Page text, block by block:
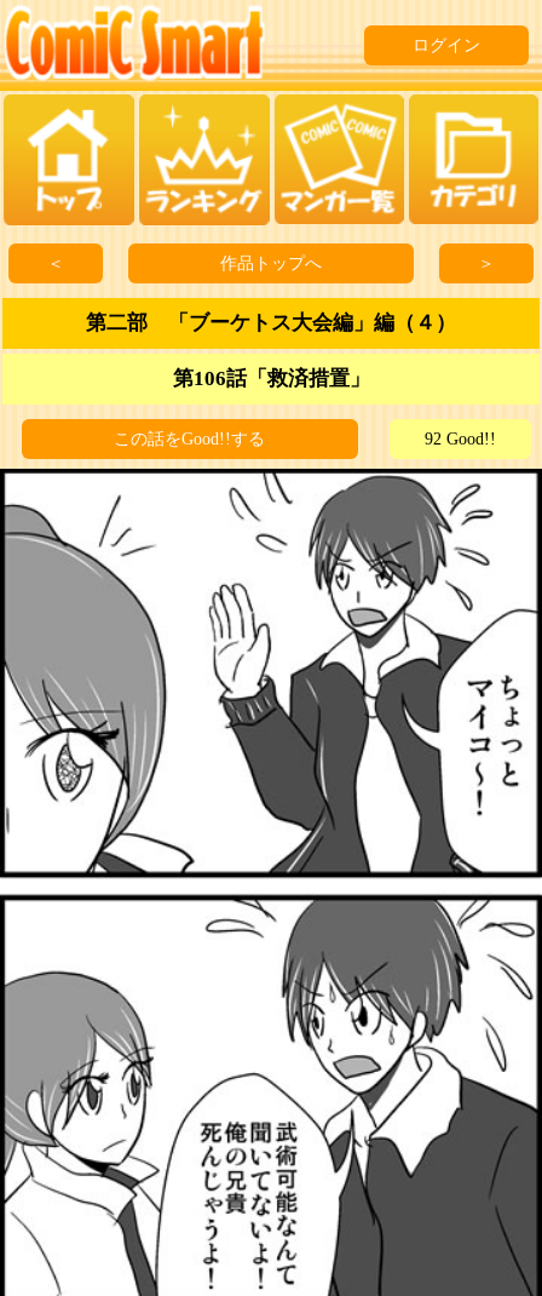
ログイン
＜ 作品トップへ ＞
第二部 「ブーケトス大会編」編（４）
第106話「救済措置」
この話をGood!!する 92 Good!!